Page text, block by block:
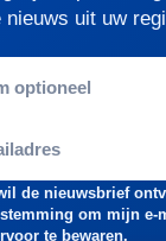
nieuws uit uw
de nieuwsbrief
om mijn e-
te bewaren.